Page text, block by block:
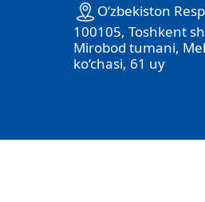
O‘zbekiston
100105, Toshkent
Mirobod tumani,
ko‘chasi, 61 uy